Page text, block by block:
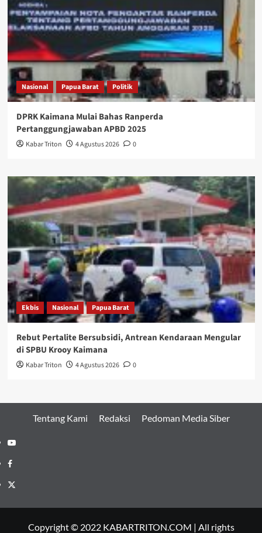
Nasional Papua Barat Politik
DPRK Kaimana Mulai Bahas Ranperda
Pertanggungjawaban APBD 2025
Kabar Triton 4 Agustus 2026 0
Ekbis Nasional Papua Barat
Rebut Pertalite Bersubsidi, Antrean Kendaraan Mengular
di SPBU Krooy Kaimana
Kabar Triton 4 Agustus 2026 0
Tentang Kami Redaksi Pedoman Media Siber
Youtube
Facebook
Twitter
Copyright © 2022 KABARTRITON.COM | All rights